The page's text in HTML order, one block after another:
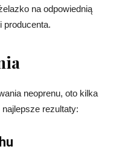
na odpowiednią
producenta.
neoprenu, oto kilka
rezultaty: